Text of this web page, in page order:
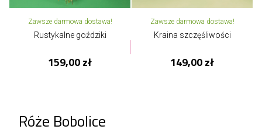
Zawsze darmowa dostawa!
Rustykalne goździki
159,00 zł
Zawsze darmowa dostawa!
Kraina szczęśliwości
149,00 zł
Róże Bobolice